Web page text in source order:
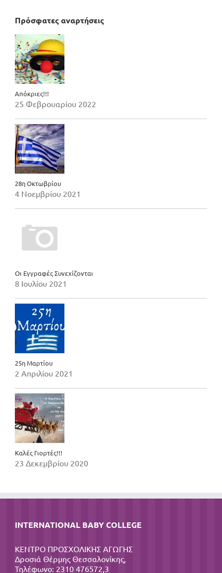
Πρόσφατες αναρτήσεις
Απόκριες!!!
25 Φεβρουαρίου 2022
28η Οκτωβρίου
4 Νοεμβρίου 2021
Οι Εγγραφές Συνεχίζονται
8 Ιουλίου 2021
25η Μαρτίου
2 Απριλίου 2021
Καλές Γιορτές!!!
23 Δεκεμβρίου 2020
INTERNATIONAL BABY COLLEGE
ΚΕΝΤΡΟ ΠΡΟΣΧΟΛΙΚΗΣ ΑΓΩΓΗΣ
Δροσιά Θέρμης Θεσσαλονίκης,
Τηλέφωνο: 2310 476572,3